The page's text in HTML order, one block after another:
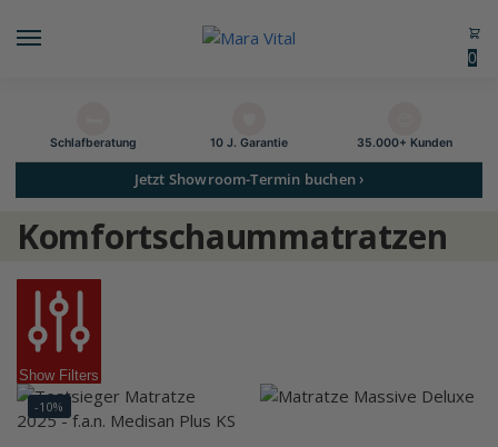
0
Schlaf­beratung 10 J. Garantie 35.000+ Kunden
Jetzt Showroom-Termin buchen ›
Komfortschaummatratzen
Show Filters
-10%